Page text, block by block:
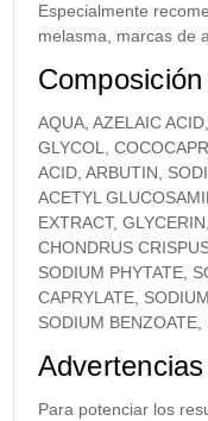
Especialmente
melasma, marcas de
Composición
AQUA, AZELAIC
GLYCOL,
ACID, ARBUTIN,
ACETYL
EXTRACT,
CHONDRUS
SODIUM PHYTATE,
CAPRYLATE,
SODIUM BENZOATE,
Para potenciar los